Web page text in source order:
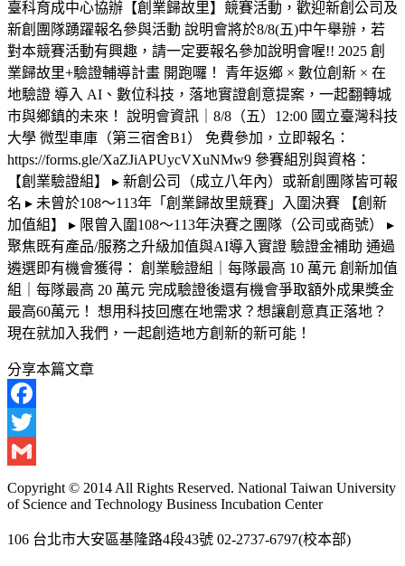
臺科育成中心協辦【創業歸故里】競賽活動，歡迎新創公司及
新創團隊踴躍報名參與活動 說明會將於8/8(五)中午舉辦，若
對本競賽活動有興趣，請一定要報名參加說明會喔!! 2025 創
業歸故里+驗證輔導計畫 開跑囉！ 青年返鄉 × 數位創新 × 在
地驗證 導入 AI、數位科技，落地實證創意提案，一起翻轉城
市與鄉鎮的未來！ 說明會資訊｜8/8（五）12:00 國立臺灣科技
大學 微型車庫（第三宿舍B1） 免費參加，立即報名：
https://forms.gle/XaZJiAPUycVXuNMw9 參賽組別與資格：
【創業驗證組】 ▸ 新創公司（成立八年內）或新創團隊皆可報
名 ▸ 未曾於108～113年「創業歸故里競賽」入圍決賽 【創新
加值組】 ▸ 限曾入圍108～113年決賽之團隊（公司或商號） ▸
聚焦既有產品/服務之升級加值與AI導入實證 驗證金補助 通過
遴選即有機會獲得： 創業驗證組｜每隊最高 10 萬元 創新加值
組｜每隊最高 20 萬元 完成驗證後還有機會爭取額外成果獎金
最高60萬元！ 想用科技回應在地需求？想讓創意真正落地？
現在就加入我們，一起創造地方創新的新可能！
分享本篇文章
Facebook
Twitter
Gmail
Copyright © 2014 All Rights Reserved. National Taiwan University
of Science and Technology Business Incubation Center
106 台北市大安區基隆路4段43號 02-2737-6797(校本部)